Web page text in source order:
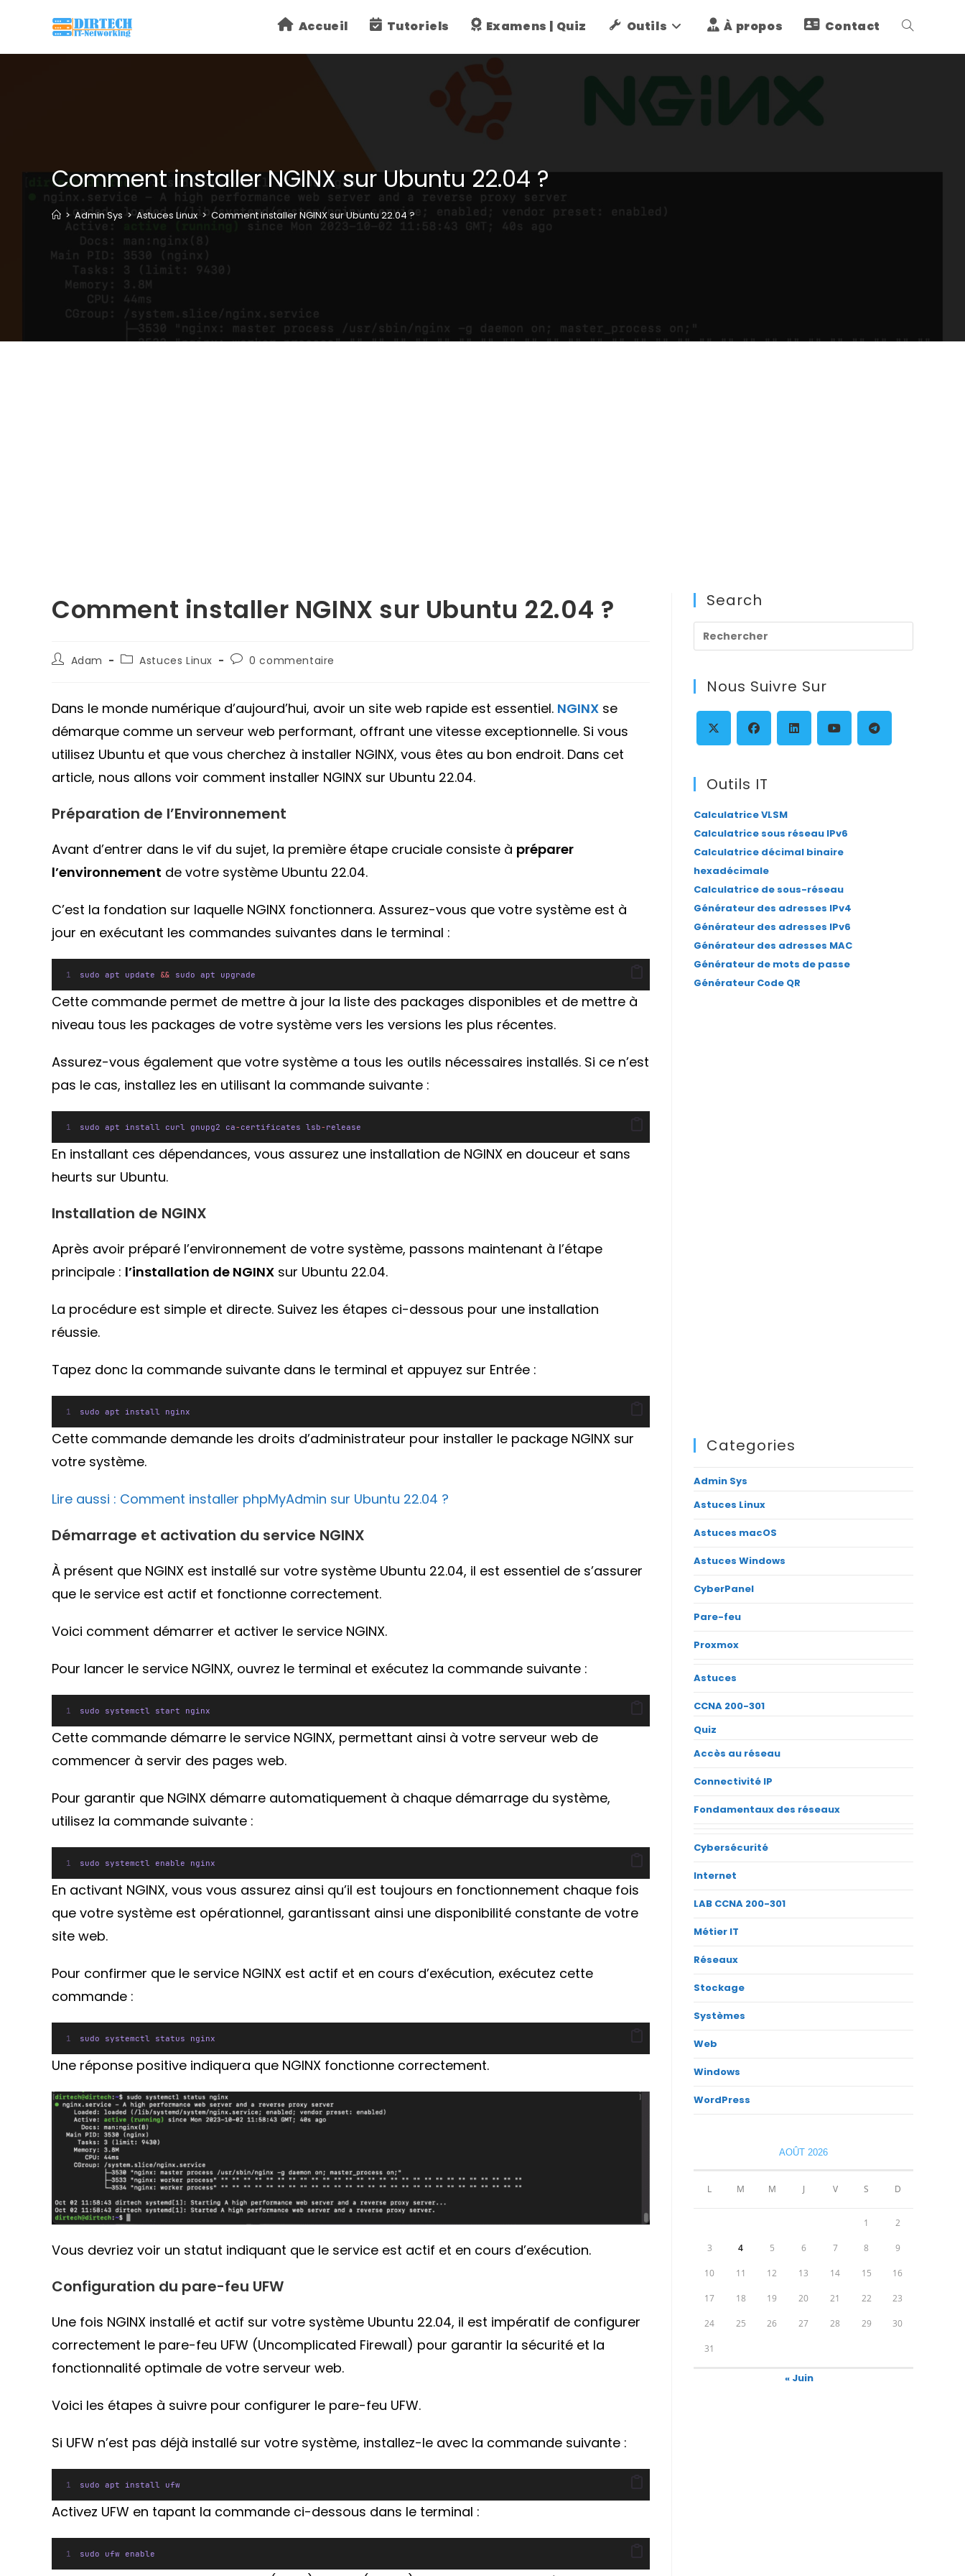
Accueil Tutoriels Examens | Quiz Outils À propos Contact Toggle
Comment installer NGINX sur Ubuntu 22.04 ?
> Admin Sys > Astuces Linux > Comment installer NGINX sur Ubuntu 22.04 ?
Comment installer NGINX sur Ubuntu 22.04 ?
Auteur/autrice
Adam
PostAstuces Linux
Commentaires
0 commentaire
Dans le monde numérique d’aujourd’hui, avoir un site web rapide est essentiel. NGINX se
démarque comme un serveur web performant, offrant une vitesse exceptionnelle. Si vous
utilisez Ubuntu et que vous cherchez à installer NGINX, vous êtes au bon endroit. Dans cet
article, nous allons voir comment installer NGINX sur Ubuntu 22.04.
Préparation de l’Environnement
Avant d’entrer dans le vif du sujet, la première étape cruciale consiste à préparer
l’environnement de votre système Ubuntu 22.04.
C’est la fondation sur laquelle NGINX fonctionnera. Assurez-vous que votre système est à
jour en exécutant les commandes suivantes dans le terminal :
sudo apt update && sudo apt upgrade
Cette commande permet de mettre à jour la liste des packages disponibles et de mettre à
niveau tous les packages de votre système vers les versions les plus récentes.
Assurez-vous également que votre système a tous les outils nécessaires installés. Si ce n’est
pas le cas, installez les en utilisant la commande suivante :
sudo apt install curl gnupg2 ca- certificates lsb- release
En installant ces dépendances, vous assurez une installation de NGINX en douceur et sans
heurts sur Ubuntu.
Installation de NGINX
Après avoir préparé l’environnement de votre système, passons maintenant à l’étape
principale : l’installation de NGINX sur Ubuntu 22.04.
La procédure est simple et directe. Suivez les étapes ci-dessous pour une installation
réussie.
Tapez donc la commande suivante dans le terminal et appuyez sur Entrée :
sudo apt install nginx
Cette commande demande les droits d’administrateur pour installer le package NGINX sur
votre système.
Lire aussi : Comment installer phpMyAdmin sur Ubuntu 22.04 ?
Démarrage et activation du service NGINX
À présent que NGINX est installé sur votre système Ubuntu 22.04, il est essentiel de s’assurer
que le service est actif et fonctionne correctement.
Voici comment démarrer et activer le service NGINX.
Pour lancer le service NGINX, ouvrez le terminal et exécutez la commande suivante :
sudo systemctl start nginx
Cette commande démarre le service NGINX, permettant ainsi à votre serveur web de
commencer à servir des pages web.
Pour garantir que NGINX démarre automatiquement à chaque démarrage du système,
utilisez la commande suivante :
sudo systemctl enable nginx
En activant NGINX, vous vous assurez ainsi qu’il est toujours en fonctionnement chaque fois
que votre système est opérationnel, garantissant ainsi une disponibilité constante de votre
site web.
Pour confirmer que le service NGINX est actif et en cours d’exécution, exécutez cette
commande :
sudo systemctl status nginx
Une réponse positive indiquera que NGINX fonctionne correctement.
Vous devriez voir un statut indiquant que le service est actif et en cours d’exécution.
Configuration du pare-feu UFW
Une fois NGINX installé et actif sur votre système Ubuntu 22.04, il est impératif de configurer
correctement le pare-feu UFW (Uncomplicated Firewall) pour garantir la sécurité et la
fonctionnalité optimale de votre serveur web.
Voici les étapes à suivre pour configurer le pare-feu UFW.
Si UFW n’est pas déjà installé sur votre système, installez-le avec la commande suivante :
sudo apt install ufw
Activez UFW en tapant la commande ci-dessous dans le terminal :
sudo ufw enable
Search
Escape
Nous Suivre Sur
dans
un
nouvel
onglet
dans
nouvel
onglet
nouvel
onglet onglet
Outils IT
Calculatrice VLSM
Calculatrice sous réseau IPv6
Calculatrice décimal binaire
hexadécimale
Calculatrice de sous-réseau
Générateur des adresses IPv4
Générateur des adresses IPv6
Générateur des adresses MAC
Générateur de mots de passe
Générateur Code QR
Categories
Admin Sys
Astuces Linux
Astuces macOS
Astuces Windows
CyberPanel
Pare-feu
Proxmox
Astuces
CCNA 200-301
Quiz
Accès au réseau
Connectivité IP
Fondamentaux des réseaux
Cybersécurité
Internet
LAB CCNA 200-301
Métier IT
Réseaux
Stockage
Systèmes
Web
Windows
WordPress
AOÛT 2026
L M M J V S D
1 2
3 4 5 6 7 8 9
10 11 12 13 14 15 16
17 18 19 20 21 22 23
24 25 26 27 28 29 30
31
« Juin